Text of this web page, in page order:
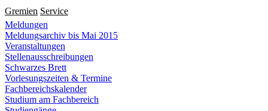
Gremien Service
Meldungen
Meldungsarchiv bis Mai 2015
Veranstaltungen
Stellenausschreibungen
Schwarzes Brett
Vorlesungszeiten & Termine
Fachbereichskalender
Studium am Fachbereich